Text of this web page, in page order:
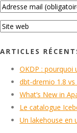
ARTICLES
OKDP : pourquoi
dbt-dremio 1.8
What’s New in
Le catalogue
Un lakehouse en